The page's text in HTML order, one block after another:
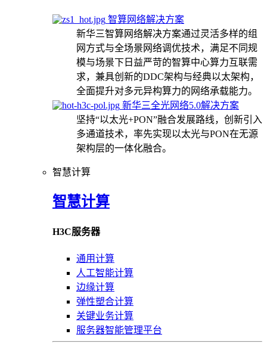
智算网络解决方案
新华三智算网络解决方案通过灵活多样的组
网方式与全场景网络调优技术，满足不同规
模与场景下日益严苛的智算中心算力互联需
求，兼具创新的DDC架构与经典以太架构，
全面提升对多元异构算力的网络承载能力。
新华三全光网络5.0解决方案
坚持“以太光+PON”融合发展路线，创新引入
多通道技术，率先实现以太光与PON在无源
架构层的一体化融合。
智慧计算
智慧计算
H3C服务器
通用计算
人工智能计算
边缘计算
弹性塑合计算
关键业务计算
服务器智能管理平台